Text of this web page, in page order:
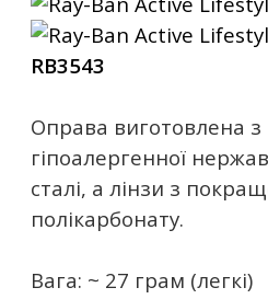
RB3543
Оправа виготовлена ​​з
гіпоалергенної
сталі, а лінзи з
полікарбонату.
Вага: ~ 27 грам (легкі)